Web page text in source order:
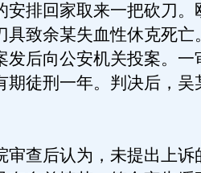
安排回家取来一把砍刀。
具致余某失血性休克死亡
发后向公安机关投案。一
期徒刑一年。判决后，吴
查后认为，未提出上诉